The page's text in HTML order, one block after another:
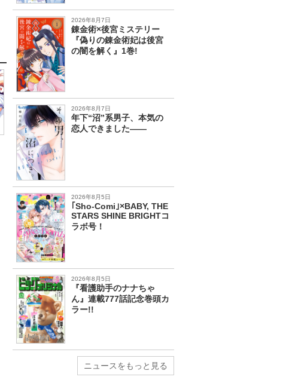
2026年8月7日
錬金術×後宮ミステリー
『偽りの錬金術妃は後宮
の闇を解く』1巻!
2026年8月7日
年下“沼”系男子、本気の
恋人できました――
2026年8月5日
｢Sho-Comi｣×BABY, THE
STARS SHINE BRIGHTコ
ラボ号！
2026年8月5日
『看護助手のナナちゃ
ん』連載777話記念巻頭カ
ラー!!
ニュースをもっと見る